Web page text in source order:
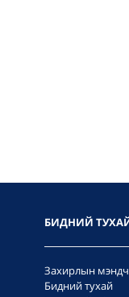
БИДНИЙ
Захирлын
Бидний тухай